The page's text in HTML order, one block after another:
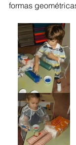
formas